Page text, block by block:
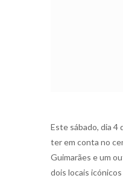
Este sábado, dia 4
ter em conta no
Guimarães e um
dois locais